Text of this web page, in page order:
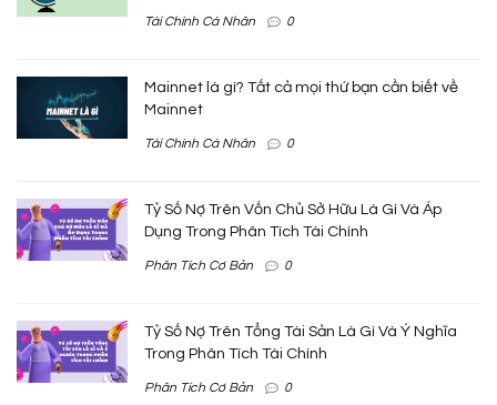
Tài Chính Cá Nhân 0
Mainnet là gì? Tất cả mọi thứ bạn cần biết về
Mainnet
Tài Chính Cá Nhân 0
Tỷ Số Nợ Trên Vốn Chủ Sở Hữu Là Gì Và Áp
Dụng Trong Phân Tích Tài Chính
Phân Tích Cơ Bản 0
Tỷ Số Nợ Trên Tổng Tài Sản Là Gì Và Ý Nghĩa
Trong Phân Tích Tài Chính
Phân Tích Cơ Bản 0